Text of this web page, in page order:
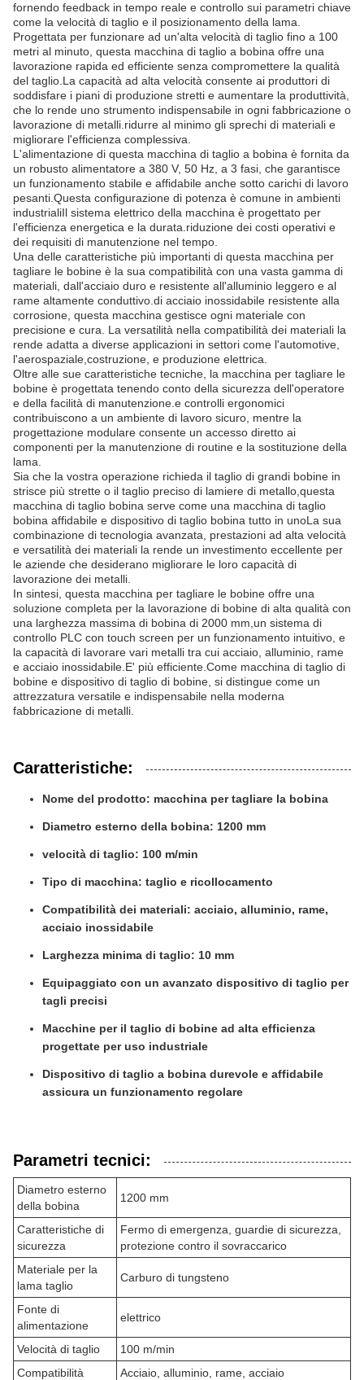
fornendo feedback in tempo reale e controllo sui parametri chiave
come la velocità di taglio e il posizionamento della lama.
Progettata per funzionare ad un'alta velocità di taglio fino a 100
metri al minuto, questa macchina di taglio a bobina offre una
lavorazione rapida ed efficiente senza compromettere la qualità
del taglio.La capacità ad alta velocità consente ai produttori di
soddisfare i piani di produzione stretti e aumentare la produttività,
che lo rende uno strumento indispensabile in ogni fabbricazione o
lavorazione di metalli.ridurre al minimo gli sprechi di materiali e
migliorare l'efficienza complessiva.
L'alimentazione di questa macchina di taglio a bobina è fornita da
un robusto alimentatore a 380 V, 50 Hz, a 3 fasi, che garantisce
un funzionamento stabile e affidabile anche sotto carichi di lavoro
pesanti.Questa configurazione di potenza è comune in ambienti
industrialiIl sistema elettrico della macchina è progettato per
l'efficienza energetica e la durata.riduzione dei costi operativi e
dei requisiti di manutenzione nel tempo.
Una delle caratteristiche più importanti di questa macchina per
tagliare le bobine è la sua compatibilità con una vasta gamma di
materiali, dall'acciaio duro e resistente all'alluminio leggero e al
rame altamente conduttivo.di acciaio inossidabile resistente alla
corrosione, questa macchina gestisce ogni materiale con
precisione e cura. La versatilità nella compatibilità dei materiali la
rende adatta a diverse applicazioni in settori come l'automotive,
l'aerospaziale,costruzione, e produzione elettrica.
Oltre alle sue caratteristiche tecniche, la macchina per tagliare le
bobine è progettata tenendo conto della sicurezza dell'operatore
e della facilità di manutenzione.e controlli ergonomici
contribuiscono a un ambiente di lavoro sicuro, mentre la
progettazione modulare consente un accesso diretto ai
componenti per la manutenzione di routine e la sostituzione della
lama.
Sia che la vostra operazione richieda il taglio di grandi bobine in
strisce più strette o il taglio preciso di lamiere di metallo,questa
macchina di taglio bobina serve come una macchina di taglio
bobina affidabile e dispositivo di taglio bobina tutto in unoLa sua
combinazione di tecnologia avanzata, prestazioni ad alta velocità
e versatilità dei materiali la rende un investimento eccellente per
le aziende che desiderano migliorare le loro capacità di
lavorazione dei metalli.
In sintesi, questa macchina per tagliare le bobine offre una
soluzione completa per la lavorazione di bobine di alta qualità con
una larghezza massima di bobina di 2000 mm,un sistema di
controllo PLC con touch screen per un funzionamento intuitivo, e
la capacità di lavorare vari metalli tra cui acciaio, alluminio, rame
e acciaio inossidabile.E' più efficiente.Come macchina di taglio di
bobine e dispositivo di taglio di bobine, si distingue come un
attrezzatura versatile e indispensabile nella moderna
fabbricazione di metalli.
Caratteristiche:
Nome del prodotto: macchina per tagliare la bobina
Diametro esterno della bobina: 1200 mm
velocità di taglio: 100 m/min
Tipo di macchina: taglio e ricollocamento
Compatibilità dei materiali: acciaio, alluminio, rame,
acciaio inossidabile
Larghezza minima di taglio: 10 mm
Equipaggiato con un avanzato dispositivo di taglio per
tagli precisi
Macchine per il taglio di bobine ad alta efficienza
progettate per uso industriale
Dispositivo di taglio a bobina durevole e affidabile
assicura un funzionamento regolare
Parametri tecnici:
Diametro esterno
della bobina
1200 mm
Caratteristiche di
sicurezza
Fermo di emergenza, guardie di sicurezza,
protezione contro il sovraccarico
Materiale per la
lama taglio
Carburo di tungsteno
Fonte di
alimentazione
elettrico
Velocità di taglio
100 m/min
Compatibilità
Acciaio, alluminio, rame, acciaio